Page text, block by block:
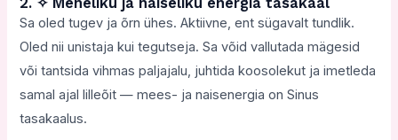
2. ✧ Meheliku ja naiseliku energia tasakaal
Sa oled tugev ja õrn ühes. Aktiivne, ent sügavalt tundlik.
Oled nii unistaja kui tegutseja. Sa võid vallutada mägesid
või tantsida vihmas paljajalu, juhtida koosolekut ja imetleda
samal ajal lilleõit — mees- ja naisenergia on Sinus
tasakaalus.